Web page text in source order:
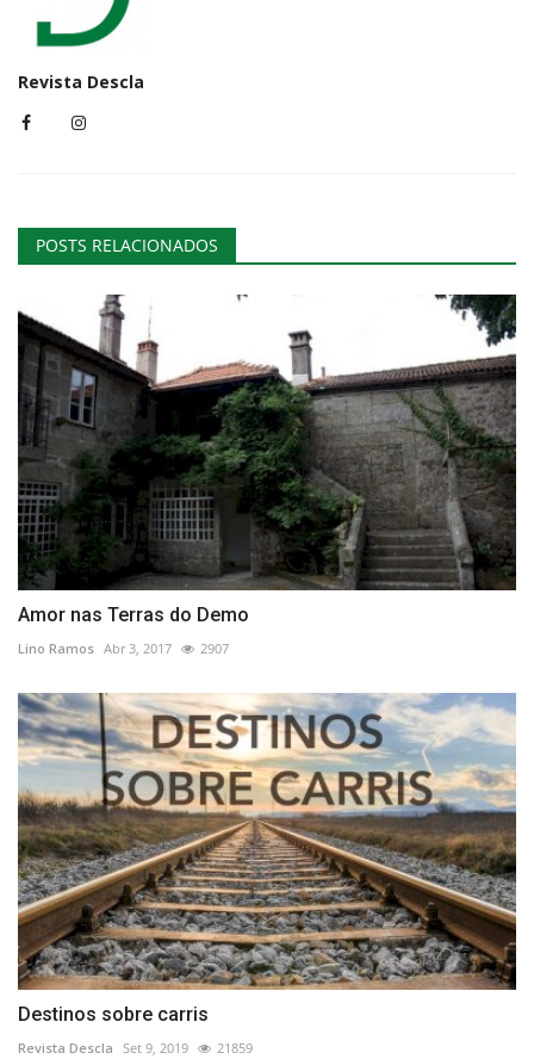
Revista Descla
POSTS RELACIONADOS
Amor nas Terras do Demo
Lino Ramos Abr 3, 2017 2907
Destinos sobre carris
Revista Descla Set 9, 2019 21859